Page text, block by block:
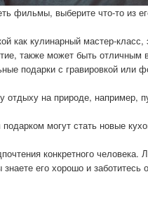
фильмы, выберите что-то из
как кулинарный мастер-класс,
также может быть отличным
подарки с гравировкой или
отдыху на природе, например,
могут стать новые
конкретного
его хорошо и заботитесь